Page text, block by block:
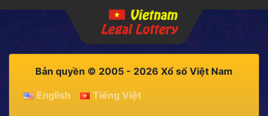
Bản quyền © 2005 - 2026 Xổ số Việt Nam
English
Tiếng Việt